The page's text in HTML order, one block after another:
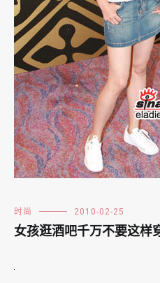
时尚 2010-02-25
女孩逛酒吧千万不要这样